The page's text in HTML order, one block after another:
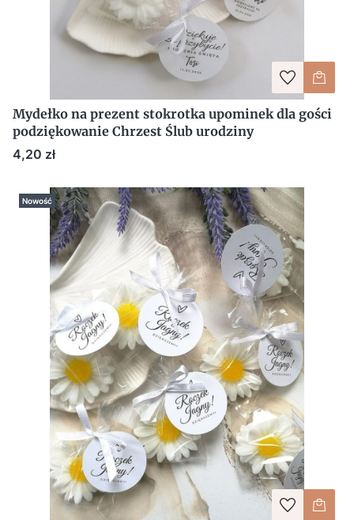
Mydełko na prezent stokrotka upominek dla gości
podziękowanie Chrzest Ślub urodziny
Cena
4,20 zł
Nowość